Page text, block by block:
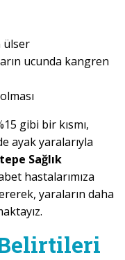
ülser
ucunda kangren
gibi bir kısmı,
ayak yaralarıyla
Sağlık
hastalarımıza
yaraların daha